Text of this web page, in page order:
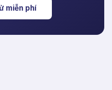
miễn phí